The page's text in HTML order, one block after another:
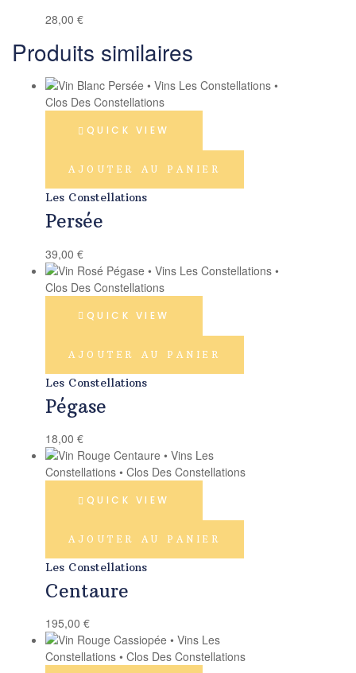
28,00 €
Produits similaires
QUICK VIEW
AJOUTER AU PANIER
Les Constellations
Persée
39,00 €
QUICK VIEW
AJOUTER AU PANIER
Les Constellations
Pégase
18,00 €
QUICK VIEW
AJOUTER AU PANIER
Les Constellations
Centaure
195,00 €